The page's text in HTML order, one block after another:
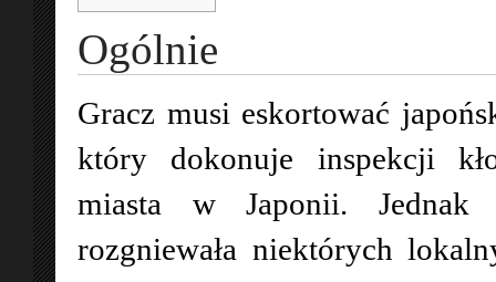
Ogólnie
Gracz musi eskortować
który dokonuje inspekcji
miasta w Japonii. Jednak
rozgniewała niektórych